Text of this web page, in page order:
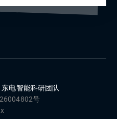
电智能科研团队
号
x